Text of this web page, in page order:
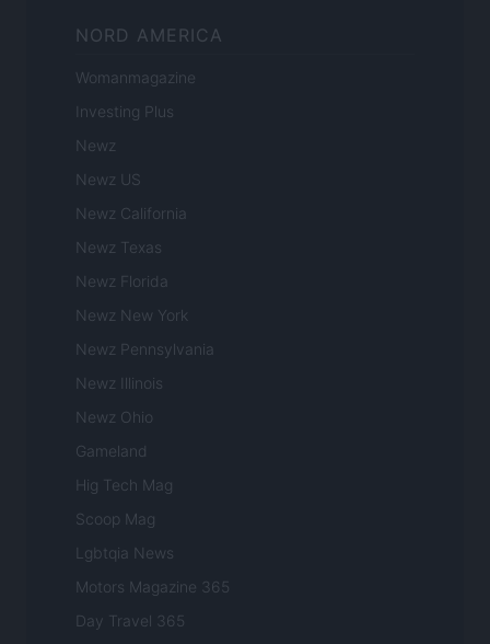
NORD AMERICA
Womanmagazine
Investing Plus
Newz
Newz US
Newz California
Newz Texas
Newz Florida
Newz New York
Newz Pennsylvania
Newz Illinois
Newz Ohio
Gameland
Hig Tech Mag
Scoop Mag
Lgbtqia News
Motors Magazine 365
Day Travel 365